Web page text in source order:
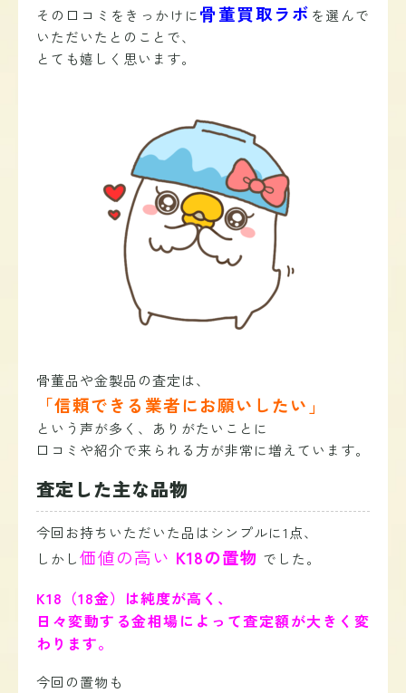
その口コミをきっかけに骨董買取ラボ を選んで
いただいたとのことで、
とても嬉しく思います。
骨董品や金製品の査定は、
「信頼できる業者にお願いしたい」
という声が多く、ありがたいことに
口コミや紹介で来られる方が非常に増えています。
査定した主な品物
今回お持ちいただいた品はシンプルに1点、
しかし価値の高い K18の置物 でした。
K18（18金）は純度が高く、
日々変動する金相場によって査定額が大きく変
わります。
今回の置物も